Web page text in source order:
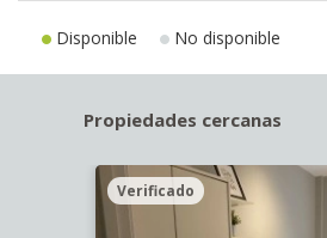
Disponible No disponible
Propiedades cercanas
Verificado